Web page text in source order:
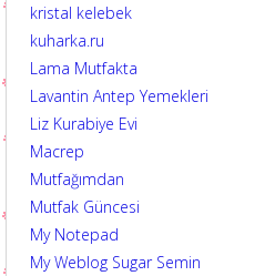
kristal kelebek
kuharka.ru
Lama Mutfakta
Lavantin Antep Yemekleri
Liz Kurabiye Evi
Macrep
Mutfağımdan
Mutfak Güncesi
My Notepad
My Weblog Sugar Semin